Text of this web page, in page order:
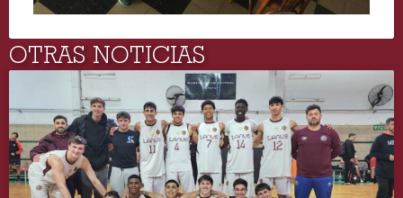
OTRAS NOTICIAS